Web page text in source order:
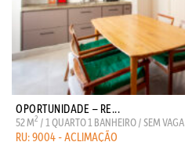
OPORTUNIDADE – RE...
52 M2 / 1 QUARTO 1 BANHEIRO / SEM VAGA
RU: 9004 - ACLIMAÇÃO